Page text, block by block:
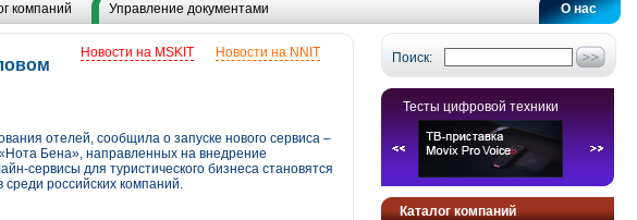
О нас
компаний Управление документами
Поиск:
Тесты цифровой техники
Каталог компаний
Новости на NNIT
Новости на MSKIT
отелей, сообщила о запуске нового сервиса –
«Нота Бена», направленных на внедрение
сервисы для туристического бизнеса становятся
российских компаний.